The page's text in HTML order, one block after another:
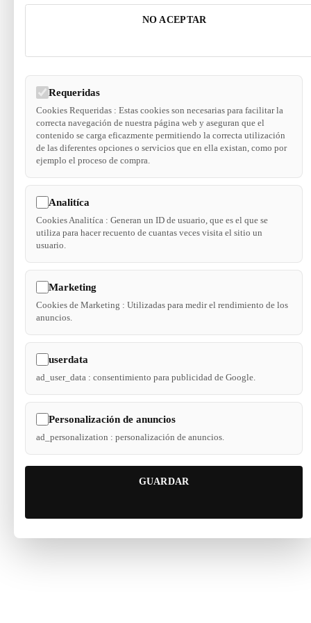
NO ACEPTAR
Requeridas
Cookies Requeridas : Estas cookies son necesarias para facilitar la
correcta navegación de nuestra página web y aseguran que el
contenido se carga eficazmente permitiendo la correcta utilización
de las diferentes opciones o servicios que en ella existan, como por
ejemplo el proceso de compra.
Analitíca
Cookies Analitíca : Generan un ID de usuario, que es el que se
utiliza para hacer recuento de cuantas veces visita el sitio un
usuario.
Marketing
Cookies de Marketing : Utilizadas para medir el rendimiento de los
anuncios.
userdata
ad_user_data : consentimiento para publicidad de Google.
Personalización de anuncios
ad_personalization : personalización de anuncios.
GUARDAR